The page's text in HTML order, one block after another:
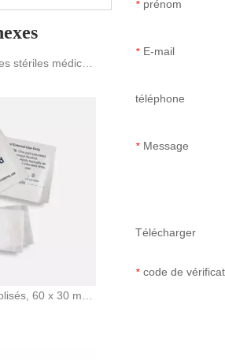
* prénom
* E-mail
téléphone
* Message
Télécharger
* code de